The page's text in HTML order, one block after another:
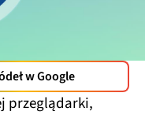
w Google
przeglądarki,